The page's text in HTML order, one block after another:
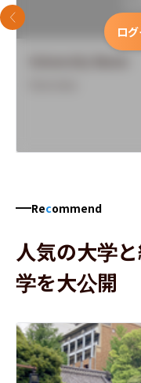
ロ
前のスライド
Recommend
人気の大学
学を大公開